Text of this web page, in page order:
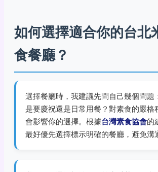
如何選擇適合你的台北
食餐廳？
選擇餐廳時，我建議先問自己幾個問題
是要慶祝還是日常用餐？對素食的嚴格
會影響你的選擇。根據台灣素食協會的
最好優先選擇標示明確的餐廳，避免溝